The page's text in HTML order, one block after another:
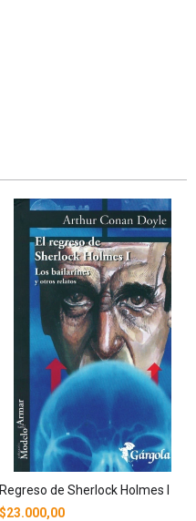
Regreso de Sherlock Holmes I
$23.000,00